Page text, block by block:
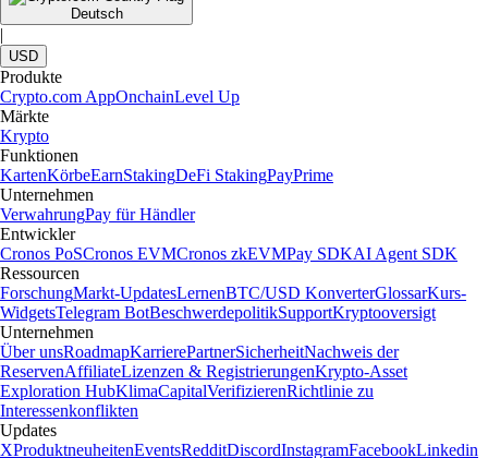
Deutsch
|
USD
Produkte
Crypto.com AppOnchainLevel Up
Märkte
Krypto
Funktionen
KartenKörbeEarnStakingDeFi StakingPayPrime
Unternehmen
VerwahrungPay für Händler
Entwickler
Cronos PoSCronos EVMCronos zkEVMPay SDKAI Agent SDK
Ressourcen
ForschungMarkt-UpdatesLernenBTC/USD KonverterGlossarKurs-
WidgetsTelegram BotBeschwerdepolitikSupportKryptooversigt
Unternehmen
Über unsRoadmapKarrierePartnerSicherheitNachweis der
ReservenAffiliateLizenzen & RegistrierungenKrypto-Asset
Exploration HubKlimaCapitalVerifizierenRichtlinie zu
Interessenkonflikten
Updates
XProduktneuheitenEventsRedditDiscordInstagramFacebookLinkedin